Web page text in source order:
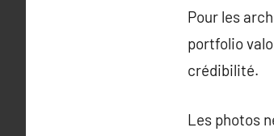
Pour les
portfolio
crédibilité.
Les photos